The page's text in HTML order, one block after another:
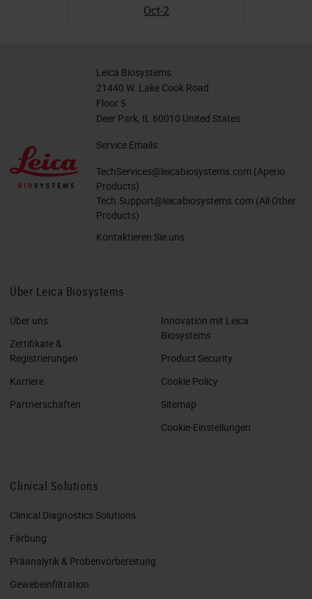
Oct-2
Leica Biosystems
21440 W. Lake Cook Road
Floor 5
Deer Park, IL 60010 United States
Service Emails:
TechServices@leicabiosystems.com (Aperio
Products)
Tech.Support@leicabiosystems.com (All Other
Products)
Kontaktieren Sie uns
Über Leica Biosystems
Über uns
Zertifikate &
Registrierungen
Karriere
Partnerschaften
Innovation mit Leica
Biosystems
Product Security
Cookie Policy
Sitemap
Cookie-Einstellungen
Clinical Solutions
Clinical Diagnostics Solutions
Färbung
Präanalytik & Probenvorbereitung
Gewebeinfiltration